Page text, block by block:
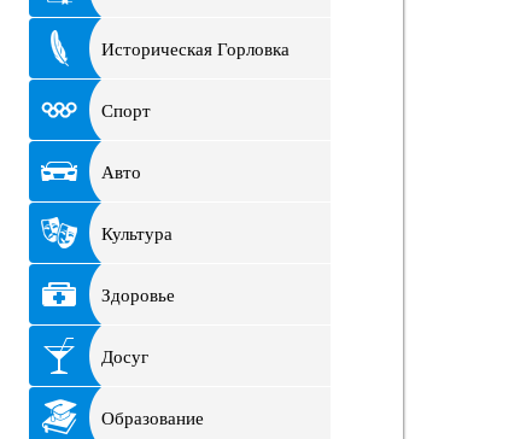
Историческая Горловка
Спорт
Авто
Культура
Здоровье
Досуг
Образование